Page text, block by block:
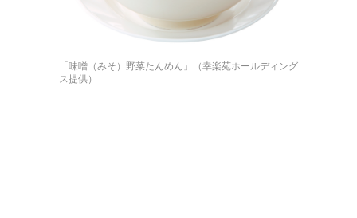
「味噌（みそ）野菜たんめん」（幸楽苑ホールディング
ス提供）